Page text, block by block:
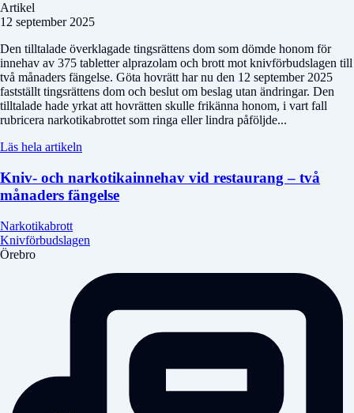
Artikel
12 september 2025
Den tilltalade överklagade tingsrättens dom som dömde honom för
innehav av 375 tabletter alprazolam och brott mot knivförbudslagen till
två månaders fängelse. Göta hovrätt har nu den 12 september 2025
fastställt tingsrättens dom och beslut om beslag utan ändringar. Den
tilltalade hade yrkat att hovrätten skulle frikänna honom, i vart fall
rubricera narkotikabrottet som ringa eller lindra påföljde...
Läs hela artikeln
Kniv- och narkotikainnehav vid restaurang – två
månaders fängelse
Narkotikabrott
Knivförbudslagen
Örebro